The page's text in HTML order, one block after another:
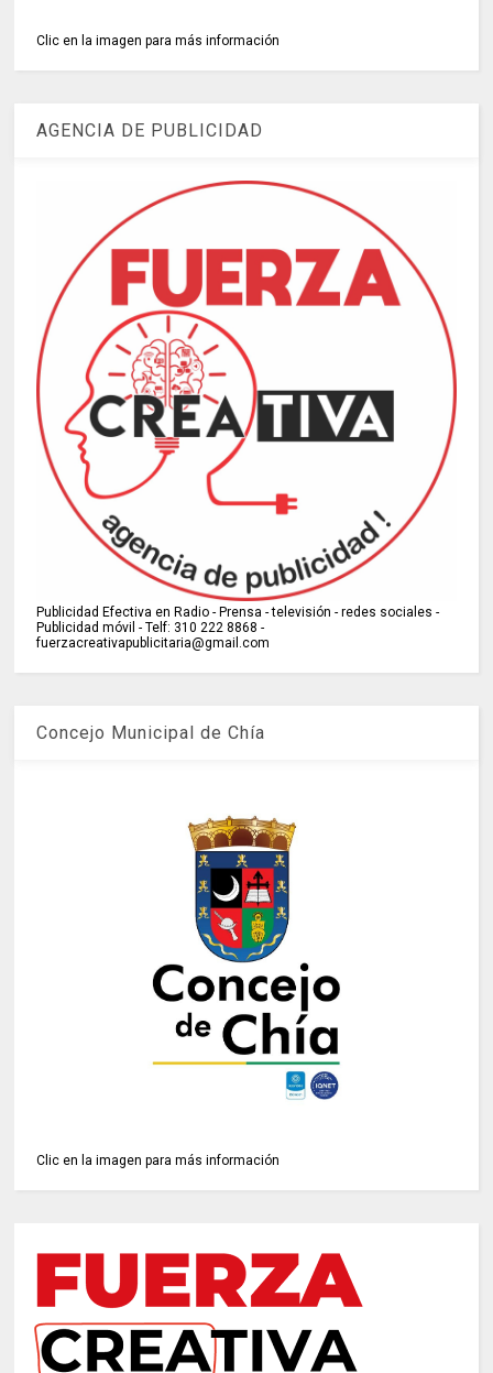
Clic en la imagen para más información
AGENCIA DE PUBLICIDAD
Publicidad Efectiva en Radio - Prensa - televisión - redes sociales -
Publicidad móvil - Telf: 310 222 8868 -
fuerzacreativapublicitaria@gmail.com
Concejo Municipal de Chía
Clic en la imagen para más información